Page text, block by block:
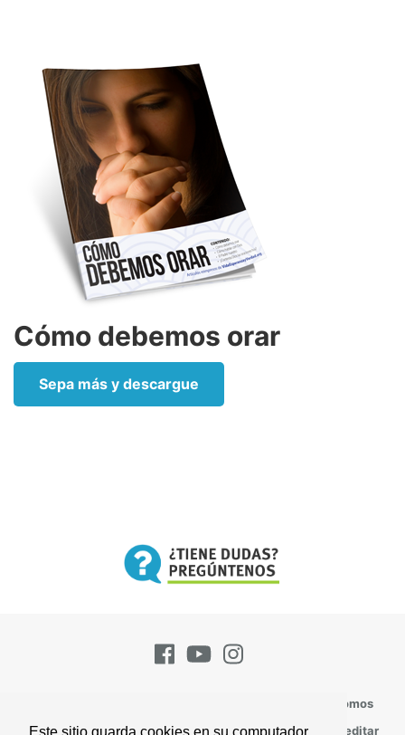
Cómo debemos orar
Sepa más y descargue
Quienes Somos
Todos los Temas
Perspectivas Versículos Para Meditar